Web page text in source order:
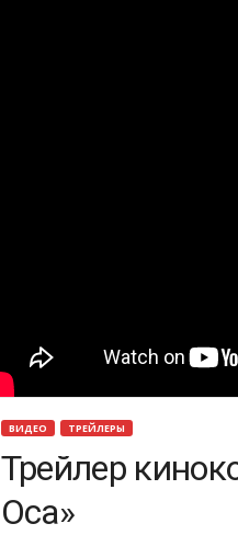
ВИДЕО ТРЕЙЛЕРЫ
Трейлер
Оса»